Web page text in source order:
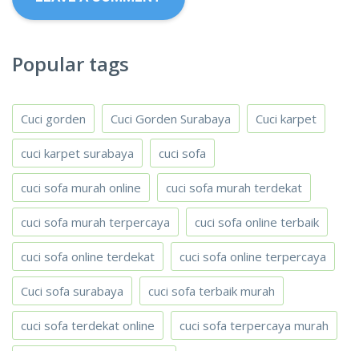
Popular tags
Cuci gorden Cuci Gorden Surabaya Cuci karpet
cuci karpet surabaya cuci sofa
cuci sofa murah online cuci sofa murah terdekat
cuci sofa murah terpercaya cuci sofa online terbaik
cuci sofa online terdekat cuci sofa online terpercaya
Cuci sofa surabaya cuci sofa terbaik murah
cuci sofa terdekat online cuci sofa terpercaya murah